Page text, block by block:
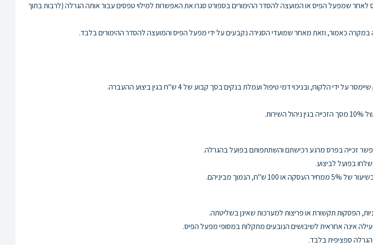
לאחר שמפעל הפיס או המועצה להסדר ההימורים בספורט סגרו את האפשרות למילוי טפסים עבור אותה הגרלה (לרבות בתוך
כאמור, וזאת מאחר שמועדי הסגירה נקבעים על ידי מפעל הפיס והמועצה להסדר ההימורים בלבד.
זכייה בפרס מרגע רכישתם והשתתפותם בפועל בהגרלה.
בפועל לביצוע.
מביניהם.
הפסקות תקשורת או פריצות למערכות שאינן בשליטתה.
אינה אחראית לשיבושים הנובעים מתקלות במסופי מפעל הפיס.
ספציפית בלבד.